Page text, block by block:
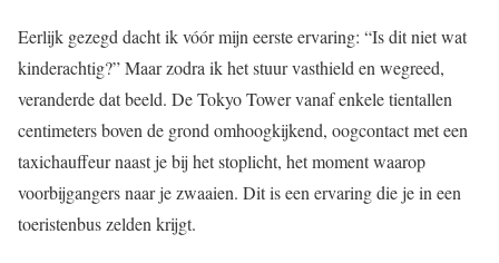
Eerlijk gezegd dacht ik vóór mijn eerste ervaring: “Is dit niet wat
kinderachtig?” Maar zodra ik het stuur vasthield en wegreed,
veranderde dat beeld. De Tokyo Tower vanaf enkele tientallen
centimeters boven de grond omhoogkijkend, oogcontact met een
taxichauffeur naast je bij het stoplicht, het moment waarop
voorbijgangers naar je zwaaien. Dit is een ervaring die je in een
toeristenbus zelden krijgt.